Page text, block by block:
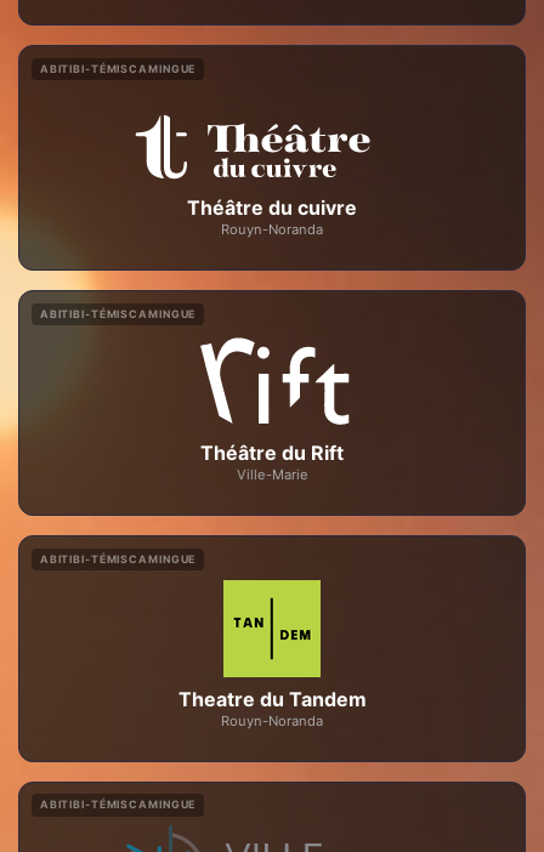
ABITIBI-TÉMISCAMINGUE
Théâtre du cuivre
Rouyn-Noranda
ABITIBI-TÉMISCAMINGUE
Théâtre du Rift
Ville-Marie
ABITIBI-TÉMISCAMINGUE
Theatre du Tandem
Rouyn-Noranda
ABITIBI-TÉMISCAMINGUE